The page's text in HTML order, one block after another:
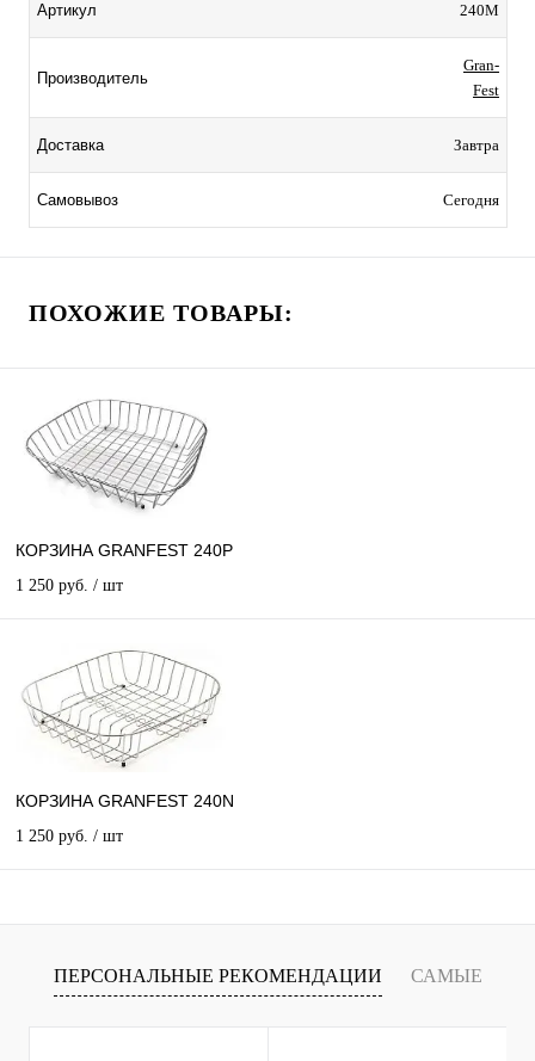
Артикул 240M
Производитель
Gran-
Fest
Доставка Завтра
Самовывоз Сегодня
ПОХОЖИЕ ТОВАРЫ:
КОРЗИНА GRANFEST 240P
1 250 руб. / шт
КОРЗИНА GRANFEST 240N
1 250 руб. / шт
ПЕРСОНАЛЬНЫЕ РЕКОМЕНДАЦИИ САМЫЕ